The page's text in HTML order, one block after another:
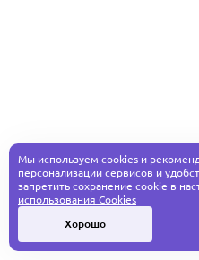
Мы используем cookies и
персонализации сервисов и
запретить сохранение cookie в
использования Cookies
Хорошо